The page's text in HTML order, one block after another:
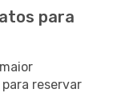
para
reservar